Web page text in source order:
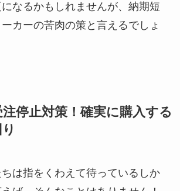
なるかもしれませんが、納期短
カーの苦肉の策と言えるでしょ
停止対策！確実に購入する
ちは指をくわえて待っているしか